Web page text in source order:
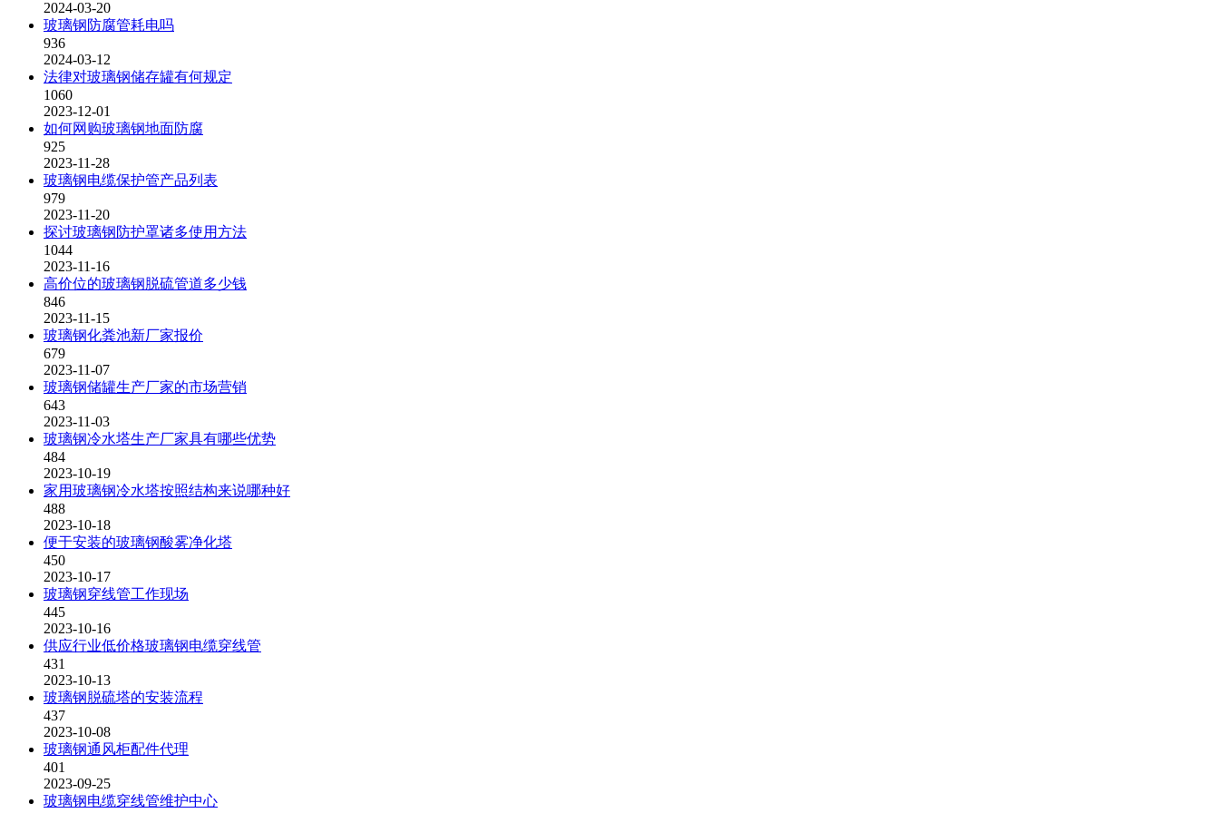
2024-03-20
玻璃钢防腐管耗电吗
936
2024-03-12
法律对玻璃钢储存罐有何规定
1060
2023-12-01
如何网购玻璃钢地面防腐
925
2023-11-28
玻璃钢电缆保护管产品列表
979
2023-11-20
探讨玻璃钢防护罩诸多使用方法
1044
2023-11-16
高价位的玻璃钢脱硫管道多少钱
846
2023-11-15
玻璃钢化粪池新厂家报价
679
2023-11-07
玻璃钢储罐生产厂家的市场营销
643
2023-11-03
玻璃钢冷水塔生产厂家具有哪些优势
484
2023-10-19
家用玻璃钢冷水塔按照结构来说哪种好
488
2023-10-18
便于安装的玻璃钢酸雾净化塔
450
2023-10-17
玻璃钢穿线管工作现场
445
2023-10-16
供应行业低价格玻璃钢电缆穿线管
431
2023-10-13
玻璃钢脱硫塔的安装流程
437
2023-10-08
玻璃钢通风柜配件代理
401
2023-09-25
玻璃钢电缆穿线管维护中心